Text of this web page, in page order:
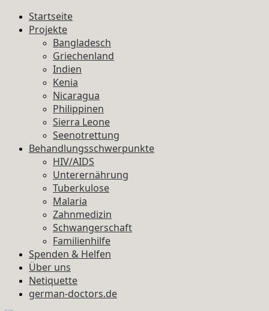
Startseite
Projekte
Bangladesch
Griechenland
Indien
Kenia
Nicaragua
Philippinen
Sierra Leone
Seenotrettung
Behandlungsschwerpunkte
HIV/AIDS
Unterernährung
Tuberkulose
Malaria
Zahnmedizin
Schwangerschaft
Familienhilfe
Spenden & Helfen
Über uns
Netiquette
german-doctors.de